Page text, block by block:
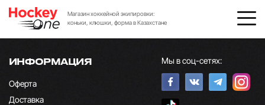
Магазин хоккейной экипировки:
коньки, клюшки, форма в Казахстане
ИНФОРМАЦИЯ
Оферта
Доставка
Мы в соц-сетях: